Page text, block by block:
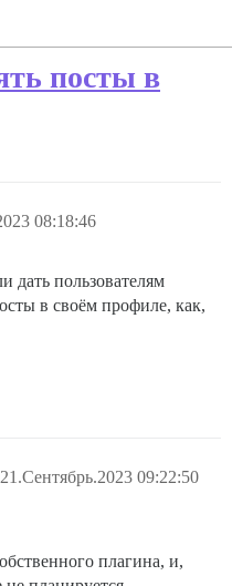
посты в
08:18:46
дать пользователям
в своём профиле, как,
21.Сентябрь.2023 09:22:50
плагина, и,